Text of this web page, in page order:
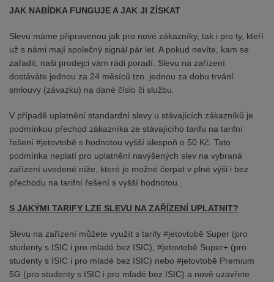
JAK NABÍDKA FUNGUJE A JAK JI ZÍSKAT
Slevu máme připravenou jak pro nové zákazníky, tak i pro ty, kteří
už s námi mají společný signál pár let. A pokud nevíte, kam se
zařadit, naši prodejci vám rádi poradí. Slevu na zařízení
dostáváte jednou za 24 měsíců tzn. jednou za dobu trvání
smlouvy (závazku) na dané číslo či službu
V případě uplatnění standardní slevy u stávajících zákazníků je
podmínkou přechod zákazníka ze stávajícího tarifu na tarifní
řešení #jetovtobě s hodnotou vyšší alespoň o 50 Kč. Tato
podmínka neplatí pro uplatnění navýšených slev na vybraná
zařízení uvedené níže, které je možné čerpat v plné výši i bez
přechodu na tarifní řešení s vyšší hodnotou.
S JAKÝMI TARIFY LZE SLEVU NA ZAŘÍZENÍ UPLATNIT?
Slevu na zařízení můžete využít s tarify #jetovtobě Super (pro
studenty s ISIC i pro mladé bez ISIC), #jetovtobě Super+ (pro
studenty s ISIC i pro mladé bez ISIC) nebo #jetovtobě Premium
5G (pro studenty s ISIC i pro mladé bez ISIC) a nově uzavřete